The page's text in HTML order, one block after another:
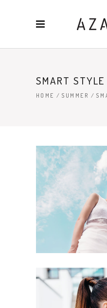
SMART STYLE
HOME / SUMMER /